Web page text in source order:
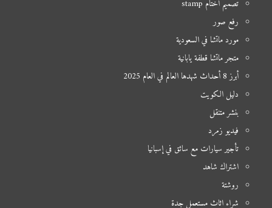
تصميم أختام stamp
رفع صور
مورد ماتشا في السعودية
متجر ماتشا قطفة يابانية
أبرز 8 أحداث شهدها العالم في العام 2025
دليل الكويت
بنشر متنقل
فيديو زمرد
تأجير سيارات مع سائق في إسبانيا
اشتراك شاهد
روشتة
شراء اثاث مستعمل جدة